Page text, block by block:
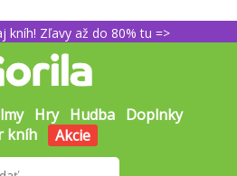
kníh! Zľavy až do 80% tu =>
Hry Hudba Doplnky
kníh
Akcie